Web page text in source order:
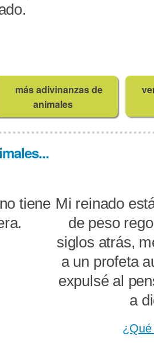
más adivinanzas de
animales
tiene Mi reinado
de peso
siglos atrás,
a un profeta
expulsé al
a